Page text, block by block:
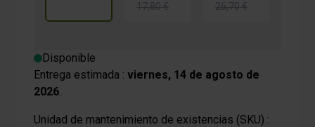
17,80 € 26,70 €
Disponible
Entrega estimada : viernes, 14 de agosto de
2026.
Unidad de mantenimiento de existencias (SKU) :